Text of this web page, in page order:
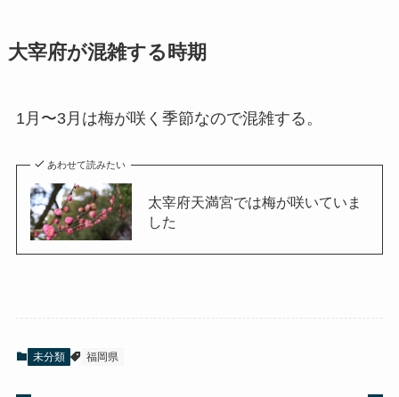
大宰府が混雑する時期
1月〜3月は梅が咲く季節なので混雑する。
あわせて読みたい
太宰府天満宮では梅が咲いていま
した
未分類 福岡県